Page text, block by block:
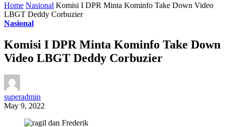
Home Nasional Komisi I DPR Minta Kominfo Take Down Video
LBGT Deddy Corbuzier
Nasional
Komisi I DPR Minta Kominfo Take Down
Video LBGT Deddy Corbuzier
superadmin
May 9, 2022